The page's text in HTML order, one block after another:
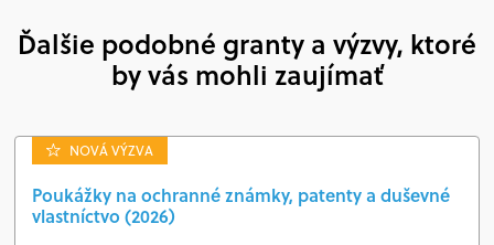
Ďalšie podobné granty a výzvy, ktoré
by vás mohli zaujímať
NOVÁ VÝZVA
Poukážky na ochranné známky, patenty a duševné
vlastníctvo (2026)